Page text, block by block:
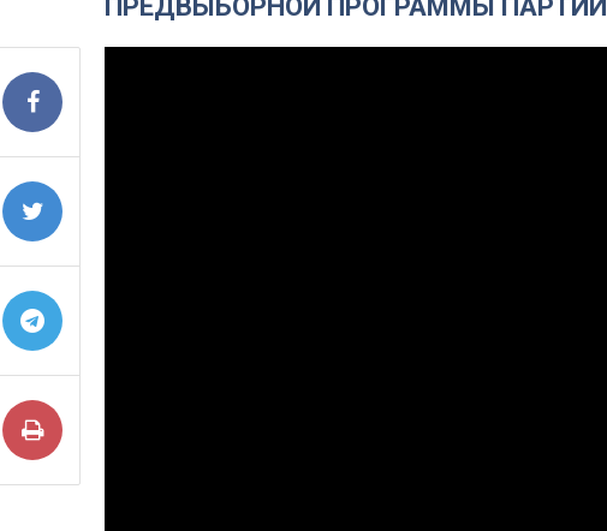
ПРЕДВЫБОРНОЙ ПРОГРАММЫ ПАРТИЙ